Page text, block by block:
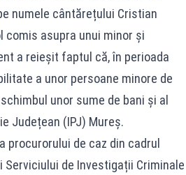
numele cântărețului Cristian
asupra unui minor și
a reieșit faptul că, în perioada
a unor persoane minore de
unor sume de bani și al
Județean (IPJ) Mureș.
procurorului de caz din cadrul
de Investigații Criminale